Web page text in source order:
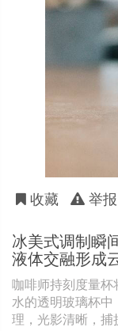
收藏 举报
冰美式调制瞬
液体交融形成
咖啡师持刻度量杯
水的透明玻璃杯中
理，光影清晰，捕